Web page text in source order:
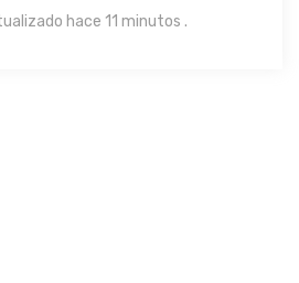
hace 11 minutos .